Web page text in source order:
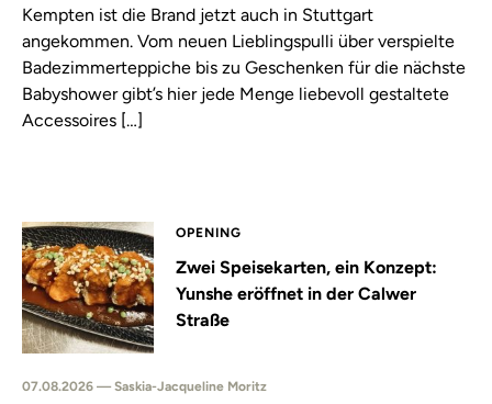
Kempten ist die Brand jetzt auch in Stuttgart
angekommen. Vom neuen Lieblingspulli über verspielte
Badezimmerteppiche bis zu Geschenken für die nächste
Babyshower gibt’s hier jede Menge liebevoll gestaltete
Accessoires […]
OPENING
Zwei Speisekarten, ein Konzept:
Yunshe eröffnet in der Calwer
Straße
07.08.2026 — Saskia-Jacqueline Moritz